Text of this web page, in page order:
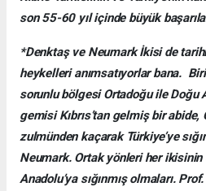
son 55-60 yıl içinde büyük
*Denktaş ve Neumark İkisi de
heykelleri anımsatıyorlar bana.
sorunlu bölgesi Ortadoğu ile Doğu
gemisi Kıbrıs’tan gelmiş bir abide,
zulmünden kaçarak Türkiye’ye
Neumark. Ortak yönleri her ikisinin
Anadolu’ya sığınmış olmaları.